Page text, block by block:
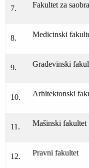
7. Fakultet za
8. Medicinski
9. Građevinski
10. Arhitektonski
11. Mašinski fakultet
12. Pravni fakultet